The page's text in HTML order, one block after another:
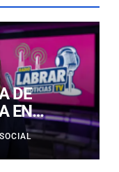
DE
EN
SE